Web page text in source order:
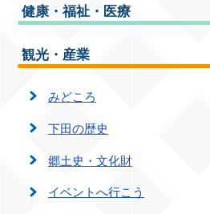
健康・福祉・医療
観光・産業
みどころ
下田の歴史
郷土史・文化財
イベントへ行こう